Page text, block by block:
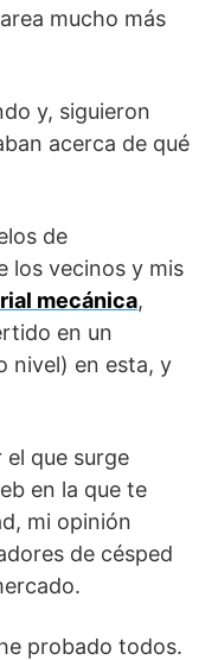
mucho más
y, siguieron
acerca de qué
de
los vecinos y mis
mecánica,
en un
nivel) en esta, y
que surge
en la que te
mi opinión
de césped
probado todos.